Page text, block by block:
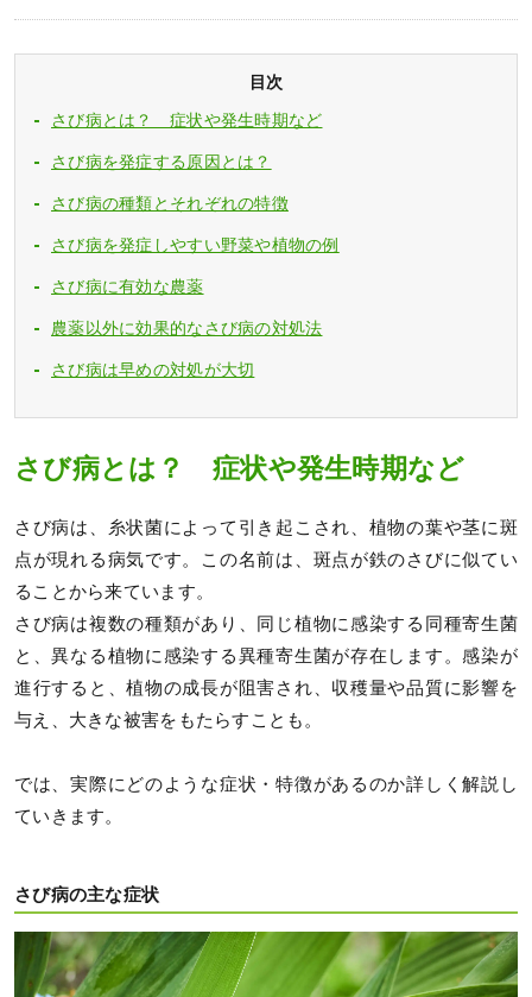
目次
さび病とは？ 症状や発生時期など
さび病を発症する原因とは？
さび病の種類とそれぞれの特徴
さび病を発症しやすい野菜や植物の例
さび病に有効な農薬
農薬以外に効果的なさび病の対処法
さび病は早めの対処が大切
さび病とは？ 症状や発生時期など
さび病は、糸状菌によって引き起こされ、植物の葉や茎に斑
点が現れる病気です。この名前は、斑点が鉄のさびに似てい
ることから来ています。
さび病は複数の種類があり、同じ植物に感染する同種寄生菌
と、異なる植物に感染する異種寄生菌が存在します。感染が
進行すると、植物の成長が阻害され、収穫量や品質に影響を
与え、大きな被害をもたらすことも。
では、実際にどのような症状・特徴があるのか詳しく解説し
ていきます。
さび病の主な症状